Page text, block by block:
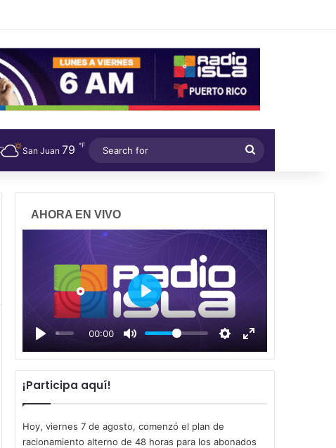
San Juan 79 ℉
for
AHORA EN VIVO
00:00
P
l
a
y
¡Participa aquí!
Hoy, viernes 7 de agosto, comenzó el plan de
racionamiento alterno de 48 horas para los abonados